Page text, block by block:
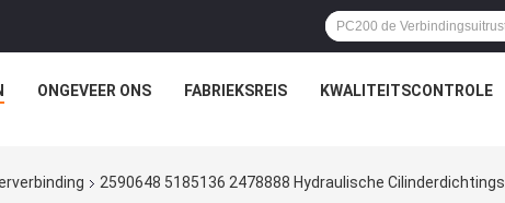
ONGEVEER ONS FABRIEKSREIS KWALITEITSCONTROLE
2590648 5185136 2478888 Hydraulische